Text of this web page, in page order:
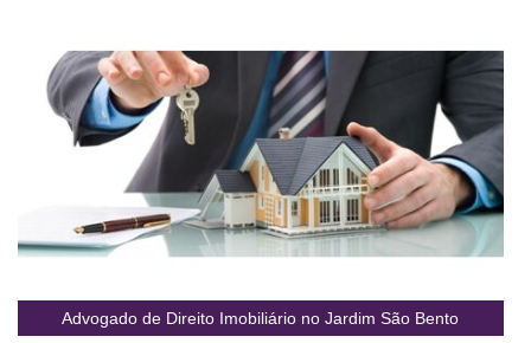
Advogado de Direito Imobiliário no Jardim São Bento